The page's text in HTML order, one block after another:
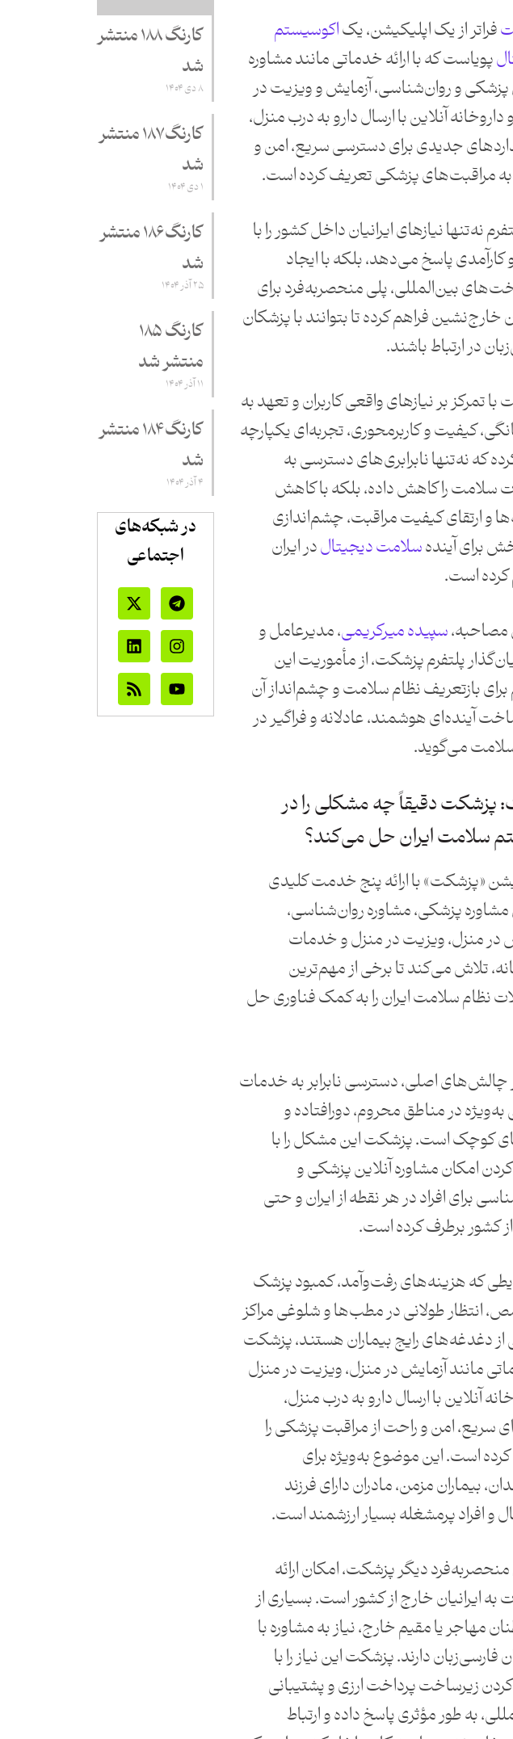
فراتر از یک اپلیکیشن، یکاکوسیستم
پویاست که با ارائه خدماتی مانند مشاوره
پزشکی و روان‌شناسی، آزمایش و ویزیت در
آنلاین با ارسال دارو به درب منزل،
جدیدی برای دسترسی سریع، امن و
مراقبت‌های پزشکی تعریف کرده است.
نه‌تنها نیازهای ایرانیان داخل کشور را با
پاسخ می‌دهد، بلکه با ایجاد
بین‌المللی، پلی منحصربه‌فرد برای
خارج‌نشین فراهم کرده تا بتوانند با پزشکان
در ارتباط باشند.
تمرکز بر نیازهای واقعی کاربران و تعهد به
کیفیت و کاربرمحوری، تجربه‌ای یکپارچه
که نه‌تنها نابرابری‌های دسترسی به
سلامت را کاهش داده، بلکه با کاهش
و ارتقای کیفیت مراقبت، چشم‌اندازی
برای آیندهسلامت دیجیتالدر ایران
کرده است.
مصاحبه،سپیده میرکریمی، مدیرعامل و
پلتفرم پزشکت، از مأموریت این
برای بازتعریف نظام سلامت و چشم‌انداز آن
آینده‌ای هوشمند، عادلانه و فراگیر در
می‌گوید.
پزشکت دقیقاً چه مشکلی را در
سلامت ایران حل می‌کند؟
«پزشکت» با ارائه پنج خدمت کلیدی
پزشکی، مشاوره روان‌شناسی،
در منزل، ویزیت در منزل و خدمات
تلاش می‌کند تا برخی از مهم‌ترین
نظام سلامت ایران را به کمک فناوری حل
چالش‌های اصلی، دسترسی نابرابر به خدمات
به‌ویژه در مناطق محروم، دورافتاده و
کوچک است. پزشکت این مشکل را با
امکان مشاوره آنلاین پزشکی و
برای افراد در هر نقطه از ایران و حتی
کشور برطرف کرده است.
که هزینه‌های رفت‌وآمد، کمبود پزشک
انتظار طولانی در مطب‌ها و شلوغی مراکز
از دغدغه‌های رایج بیماران هستند، پزشکت
مانند آزمایش در منزل، ویزیت در منزل
آنلاین با ارسال دارو به درب منزل،
سریع، امن و راحت از مراقبت پزشکی را
است. این موضوع به‌ویژه برای
بیماران مزمن، مادران دارای فرزند
و افراد پرمشغله بسیار ارزشمند است.
دیگر پزشکت، امکان ارائه
ایرانیان خارج از کشور است. بسیاری از
مهاجر یا مقیم خارج، نیاز به مشاوره با
فارسی‌زبان دارند. پزشکت این نیاز را با
زیرساخت پرداخت ارزی و پشتیبانی
به طور مؤثری پاسخ داده و ارتباط
کارنگ ۱۸۸ منتشر
شد
۸ دی ۱۴۰۴
کارنگ ۱۸۷ منتشر
شد
۱ دی ۱۴۰۴
کارنگ ۱۸۶ منتشر
شد
۲۵ آذر ۱۴۰۴
کارنگ ۱۸۵
منتشر شد
۱۱ آذر ۱۴۰۴
کارنگ ۱۸۴ منتشر
شد
۴ آذر ۱۴۰۴
در شبکه‌های
اجتماعی